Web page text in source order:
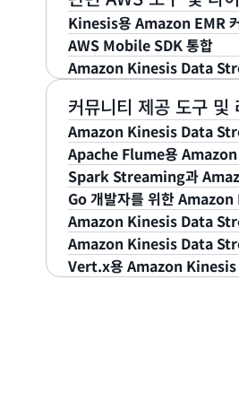
이 솔루션은 AWS
경보, 대시보드 및 로깅 설
을 없애거나 줄임으로써 개
상용구 코드를 사용하여 시
Amazon S3, Elasticsearch
샘플 실행을 위한 Apache
요.
라이브러리입니다. 현재 라
보냅니다. Spout를 Storm
장 가능한 스트림 캡처, 스
구매하세요.
Amazon Kinesis 데이터
구축하는 방법을 알아보십
Kinesis용 Amazon EMR
Amazon Elastic
할 수 있도록 합니다.
자세히 알아보기|Kinesis용
AWS Mobile SDK 통합
Amazon Kinesis Recorder
로 데이터를 안정적으로 기
iOS에 대해 자세히 알아보기
Amazon Kinesis Data
사용자 지정 코드 없이
Log4J Appender 인터페
자세히 알아보기
커뮤니티 제공 도구 및
Amazon Kinesis Data
Fluentd에서 Amazon
자세히 알아보기
Apache Flume용
Apache Flume용
자세히 알아보기
Spark Streaming과
Amazon Kinesis Client
Streams 수신기입니다.
자세히 알아보기
Go 개발자를 위한
개발자가 Amazon Kinesis
성할 수 있게 합니다.
Amazon Kinesis Data
Amazon Kinesis 데이터 스
Amazon Kinesis Data
Amazon Kinesis 데이터 스
Vert.x용 Amazon